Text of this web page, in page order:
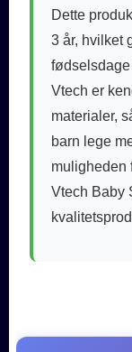
Dette
3 år, hvilket
Vtech er
materialer,
barn lege
muligheden
Vtech Baby